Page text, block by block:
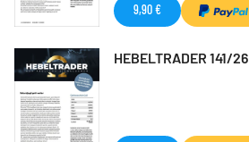
9,90 €
HEBELTRADER 141/26